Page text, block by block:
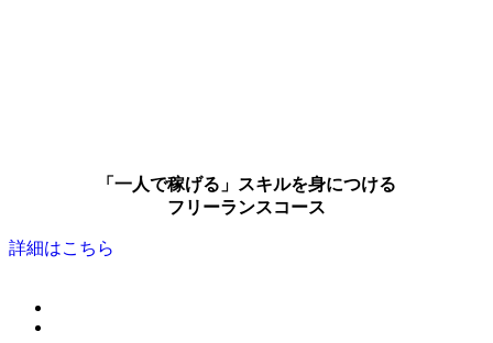
「一人で稼げる」スキルを身につける
フリーランスコース
詳細はこちら